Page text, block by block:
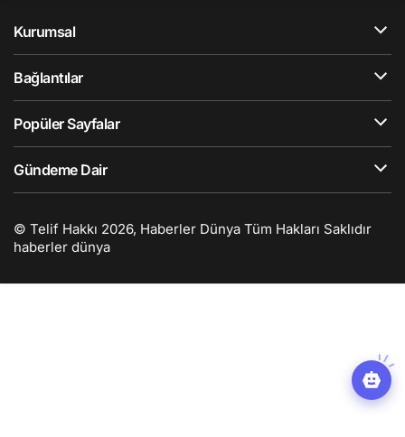
Kurumsal
Bağlantılar
Popüler Sayfalar
Gündeme Dair
© Telif Hakkı 2026, Haberler Dünya Tüm Hakları Saklıdır
haberler dünya